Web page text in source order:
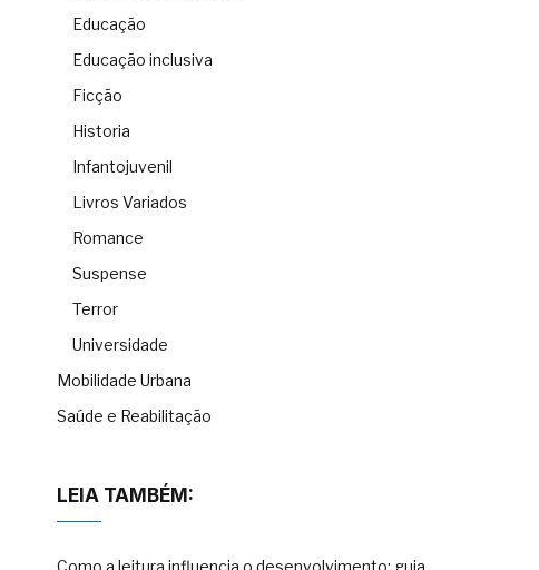
Educação
Educação inclusiva
Ficção
Historia
Infantojuvenil
Livros Variados
Romance
Suspense
Terror
Universidade
Mobilidade Urbana
Saúde e Reabilitação
LEIA TAMBÉM:
Como a leitura influencia o desenvolvimento: guia